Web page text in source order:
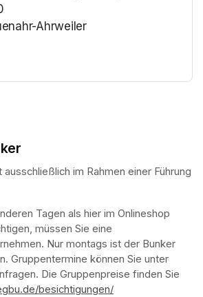
Ahrweiler
im Rahmen einer Führung
Tagen als hier im Onlineshop
müssen Sie eine
Nur montags ist der Bunker
Gruppentermine können Sie unter
Die Gruppenpreise finden Sie
besichtigungen/